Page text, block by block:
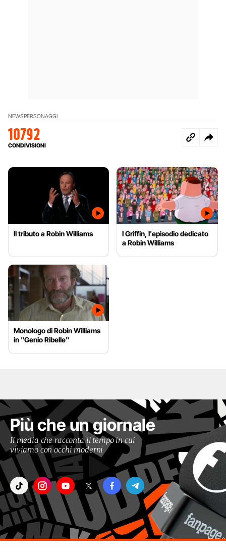
NEWSPERSONAGGI
10792
CONDIVISIONI
Il tributo a Robin Williams
I Griffin, l'episodio dedicato
a Robin Williams
Monologo di Robin Williams
in "Genio Ribelle"
Più che un giornale
Il media che racconta il tempo in cui
viviamo con occhi moderni